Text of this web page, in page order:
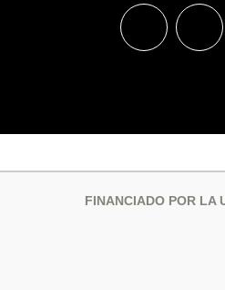
FINANCIADO POR LA